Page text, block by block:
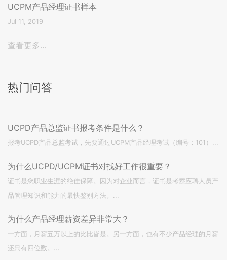
UCPM产品经理证书样本
Jul 11, 2019
查看更多…
热门问答
UCPD产品总监证书报考条件是什么？
报考UCPD产品总监考试，先要通过UCPM产品经理考试（编号：101）...
为什么UCPD/UCPM证书对找好工作很重要？
证书是您职业生涯的绝佳保障。因为对企业而言，证书是考察应聘人员产
品管理知识和能力的最快鉴别方法。...
为什么产品经理薪资差异非常大？
一方面，月薪五万以上的比比皆是。另一方面，也有不少产品经理的月薪
还只有四位数。...